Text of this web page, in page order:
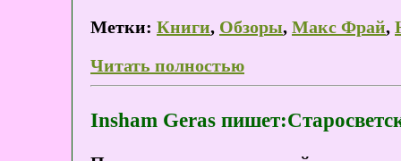
Метки: Книги, Обзоры, Макс Фрай,
Читать полностью
Insham Geras